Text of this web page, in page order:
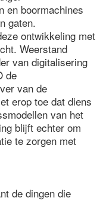
en boormachines
gaten.
ontwikkeling met
Weerstand
van digitalisering
de
van de
erop toe dat diens
van het
blijft echter om
te zorgen met
de dingen die